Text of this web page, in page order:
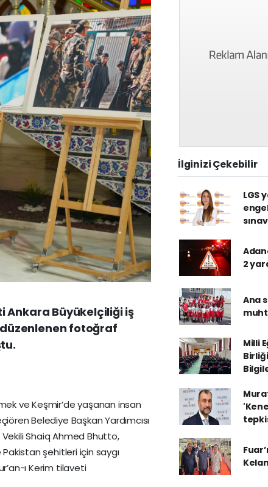
Ankara Büyükelçiliği iş
düzenlenen fotoğraf
ve Keşmir’de yaşanan insan
Belediye Başkan Yardımcısı
Shaiq Ahmed Bhutto,
şehitleri için saygı
ı Kerim tilaveti
İlginizi Çekebilir
LGS
2
Ana
Milli